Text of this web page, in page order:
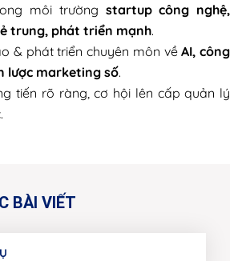
môi trường startup công nghệ,
trung, phát triển mạnh.
& phát triển chuyên môn vềAI, công
lược marketing số.
tiến rõ ràng, cơ hội lên cấp quản lý
BÀI VIẾT